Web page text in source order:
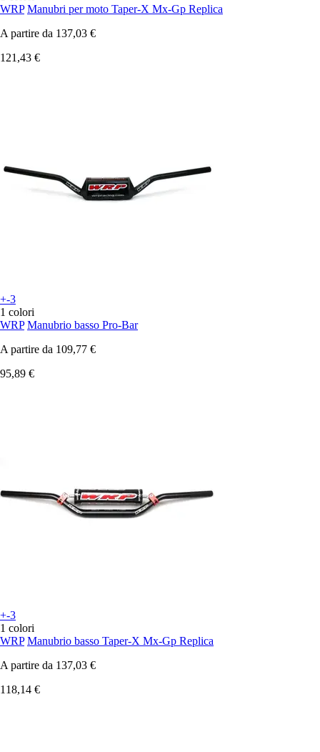
WRP Manubri per moto Taper-X Mx-Gp Replica
A partire da 137,03 €
121,43 €
+-3
1 colori
WRP Manubrio basso Pro-Bar
A partire da 109,77 €
95,89 €
+-3
1 colori
WRP Manubrio basso Taper-X Mx-Gp Replica
A partire da 137,03 €
118,14 €